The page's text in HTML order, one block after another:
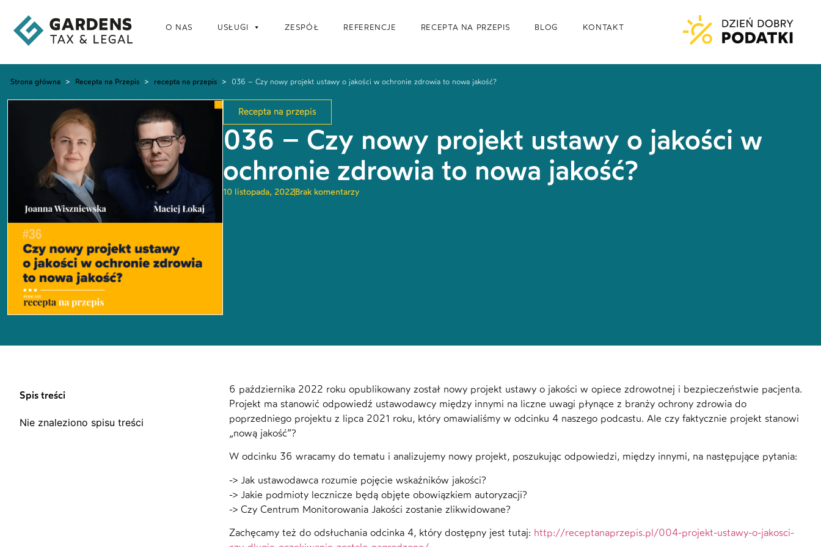
O NAS USŁUGI ZESPÓŁ REFERENCJE RECEPTA NA PRZEPIS BLOG KONTAKT
Strona główna > Recepta na Przepis > recepta na przepis > 036 – Czy nowy projekt ustawy o jakości w ochronie zdrowia to nowa jakość?
Recepta na przepis
036 – Czy nowy projekt ustawy o jakości w
ochronie zdrowia to nowa jakość?
10 listopada, 2022Brak komentarzy
Spis treści
Nie znaleziono spisu treści
6 października 2022 roku opublikowany został nowy projekt ustawy o jakości w opiece zdrowotnej i bezpieczeństwie pacjenta.
Projekt ma stanowić odpowiedź ustawodawcy między innymi na liczne uwagi płynące z branży ochrony zdrowia do
poprzedniego projektu z lipca 2021 roku, który omawialiśmy w odcinku 4 naszego podcastu. Ale czy faktycznie projekt stanowi
„nową jakość”?
W odcinku 36 wracamy do tematu i analizujemy nowy projekt, poszukując odpowiedzi, między innymi, na następujące pytania:
-> Jak ustawodawca rozumie pojęcie wskaźników jakości?
-> Jakie podmioty lecznicze będą objęte obowiązkiem autoryzacji?
-> Czy Centrum Monitorowania Jakości zostanie zlikwidowane?
Zachęcamy też do odsłuchania odcinka 4, który dostępny jest tutaj: http://receptanaprzepis.pl/004-projekt-ustawy-o-jakosci-